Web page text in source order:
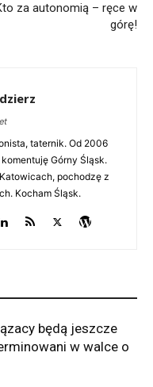
za autonomią – ręce w
górę!
taternik. Od 2006
Górny Śląsk.
pochodzę z
Kocham Śląsk.
będą jeszcze
w walce o